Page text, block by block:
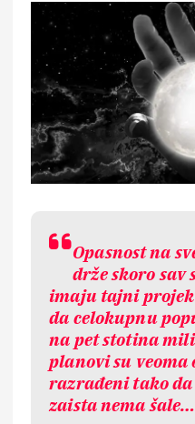
Opasnost na
drže skoro
imaju tajni
da celokupnu
na pet stotina
planovi su
razrađeni tako
zaista nema šale…